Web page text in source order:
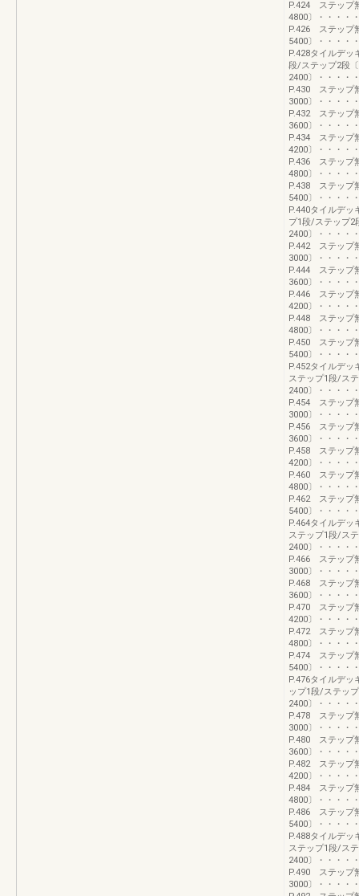
P.424 ステップ
4800〕・・・・
P.426 ステップ
5400〕・・・・
P.428タイルデ
段/ステップ2段
2400〕・・・・
P.430 ステップ
3000〕・・・・
P.432 ステップ
3600〕・・・・
P.434 ステップ
4200〕・・・・
P.436 ステップ
4800〕・・・・
P.438 ステップ
5400〕・・・・
P.440タイルデ
プ1段/ステップ2
2400〕・・・・
P.442 ステップ
3000〕・・・・
P.444 ステップ
3600〕・・・・
P.446 ステップ
4200〕・・・・
P.448 ステップ
4800〕・・・・
P.450 ステップ
5400〕・・・・
P.452タイルデ
ステップ1段/ス
2400〕・・・・
P.454 ステップ
3000〕・・・・
P.456 ステップ
3600〕・・・・
P.458 ステップ
4200〕・・・・
P.460 ステップ
4800〕・・・・
P.462 ステップ
5400〕・・・・
P.464タイルデ
ステップ1段/ス
2400〕・・・・
P.466 ステップ
3000〕・・・・
P.468 ステップ
3600〕・・・・
P.470 ステップ
4200〕・・・・
P.472 ステップ
4800〕・・・・
P.474 ステップ
5400〕・・・・
P.476タイルデ
ップ1段/ステッ
2400〕・・・・
P.478 ステップ
3000〕・・・・
P.480 ステップ
3600〕・・・・
P.482 ステップ
4200〕・・・・
P.484 ステップ
4800〕・・・・
P.486 ステップ
5400〕・・・・
P.488タイルデ
ステップ1段/ス
2400〕・・・・
P.490 ステップ
3000〕・・・・